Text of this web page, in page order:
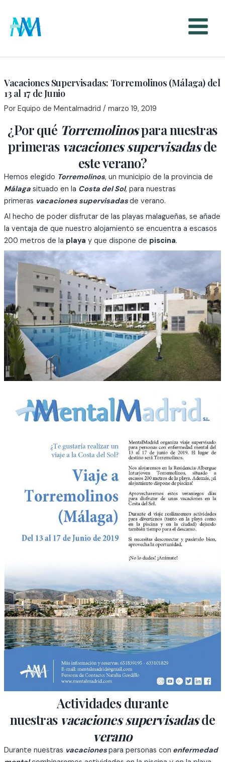
contenido
Vacaciones Supervisadas: Torremolinos (Málaga) del
13 al 17 de Junio
Por Equipo de Mentalmadrid / marzo 19, 2019
¿Por qué Torremolinospara nuestras
primeras vacaciones supervisadasde
este verano?
Hemos elegido Torremolinos, un municipio de la provincia de
Málagasituado en la Costa del Sol, para nuestras
primeras vacaciones supervisadasde verano.
Al hecho de poder disfrutar de las playas malagueñas, se añade
la ventaja de que nuestro alojamiento se encuentra a escasos
200 metros de la playa y que dispone de piscina.
Actividades durante
nuestras vacaciones supervisadasde
verano
Durante nuestras vacacionespara personas con enfermedad